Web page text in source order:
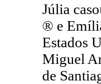
Júlia
® e
Estados
Miguel
de